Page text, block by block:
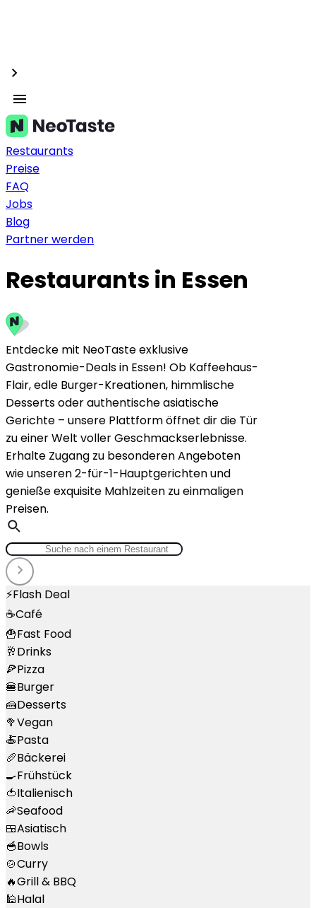
Restaurants
Preise
FAQ
Jobs
Blog
Partner werden
Restaurants in Essen
Entdecke mit NeoTaste exklusive
Gastronomie-Deals in Essen! Ob Kaffeehaus-
Flair, edle Burger-Kreationen, himmlische
Desserts oder authentische asiatische
Gerichte – unsere Plattform öffnet dir die Tür
zu einer Welt voller Geschmackserlebnisse.
Erhalte Zugang zu besonderen Angeboten
wie unseren 2-für-1-Hauptgerichten und
genieße exquisite Mahlzeiten zu einmaligen
Preisen.
⚡Flash Deal
☕Café
🍟Fast Food
🥂Drinks
🍕Pizza
🍔Burger
🍰Desserts
🥦Vegan
🍝Pasta
🥖Bäckerei
🍳Frühstück
🍅Italienisch
🦐Seafood
🍱Asiatisch
🥣Bowls
🍲Curry
🔥Grill & BBQ
🕌Halal